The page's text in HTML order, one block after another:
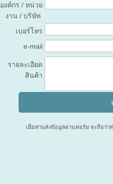
องค์กร / หน่วย
งาน / บริษัท
เบอร์โทร
e-mail
รายละเอียด
สินค้า
เมื่อท่านส่งข้อมูลผ่านฟอร์ม จะถือว่า